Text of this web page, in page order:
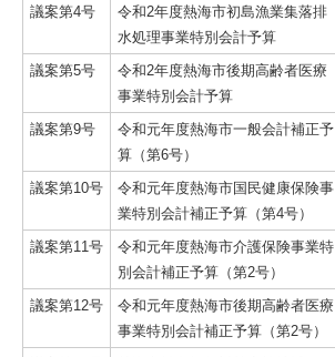
議案第4号
令和2年度熱海市初島漁業集落排
水処理事業特別会計予算
議案第5号
令和2年度熱海市後期高齢者医療
事業特別会計予算
議案第9号
令和元年度熱海市一般会計補正予
算（第6号）
議案第10号
令和元年度熱海市国民健康保険事
業特別会計補正予算（第4号）
議案第11号
令和元年度熱海市介護保険事業特
別会計補正予算（第2号）
議案第12号
令和元年度熱海市後期高齢者医療
事業特別会計補正予算（第2号）